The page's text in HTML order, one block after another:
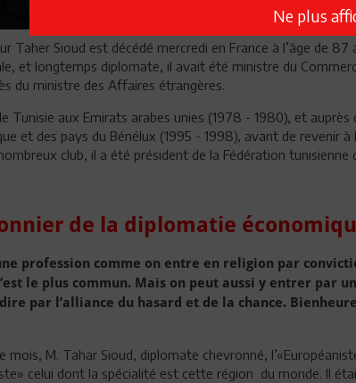
Taher Sioud est décédé mercredi en France à l’âge de 87
et longtemps diplomate, il avait été ministre du
du ministre des Affaires étrangères.
Tunisie aux Emirats arabes unies (1978 - 1980), et auprès
et des pays du Bénélux (1995 - 1998), avant de revenir à
club, il a été président de la Fédération tunisienne
de la diplomatie
profession comme on entre en religion par
le plus commun. Mais on peut aussi y entrer par
dire par l’alliance du hasard et de la chance.
mois, M. Tahar Sioud, diplomate chevronné,
celui dont la spécialité est cette région du monde. Il
Ne plus